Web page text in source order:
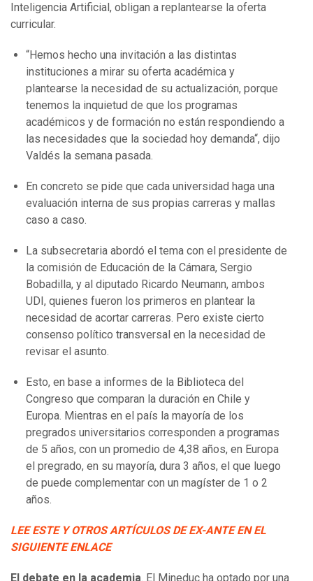
Inteligencia Artificial, obligan a replantearse la oferta
curricular.
“Hemos hecho una invitación a las distintas
instituciones a mirar su oferta académica y
plantearse la necesidad de su actualización, porque
tenemos la inquietud de que los programas
académicos y de formación no están respondiendo a
las necesidades que la sociedad hoy demanda“, dijo
Valdés la semana pasada.
En concreto se pide que cada universidad haga una
evaluación interna de sus propias carreras y mallas
caso a caso.
La subsecretaria abordó el tema con el presidente de
la comisión de Educación de la Cámara, Sergio
Bobadilla, y al diputado Ricardo Neumann, ambos
UDI, quienes fueron los primeros en plantear la
necesidad de acortar carreras. Pero existe cierto
consenso político transversal en la necesidad de
revisar el asunto.
Esto, en base a informes de la Biblioteca del
Congreso que comparan la duración en Chile y
Europa. Mientras en el país la mayoría de los
pregrados universitarios corresponden a programas
de 5 años, con un promedio de 4,38 años, en Europa
el pregrado, en su mayoría, dura 3 años, el que luego
de puede complementar con un magíster de 1 o 2
años.
LEE ESTE Y OTROS ARTÍCULOS DE EX-ANTE EN EL
SIGUIENTE ENLACE
El debate en la academia. El Mineduc ha optado por una